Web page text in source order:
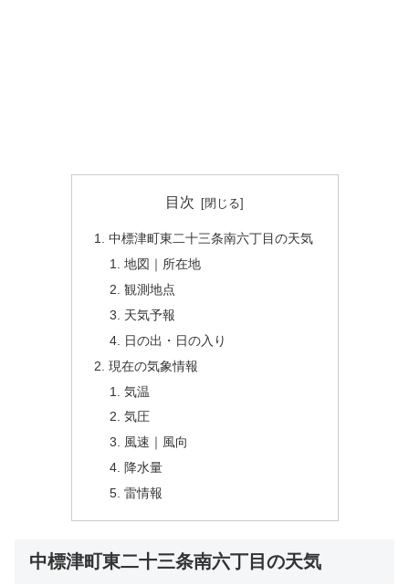
目次
中標津町東二十三条南六丁目の天気
地図｜所在地
観測地点
天気予報
日の出・日の入り
現在の気象情報
気温
気圧
風速｜風向
降水量
雷情報
中標津町東二十三条南六丁目の天気